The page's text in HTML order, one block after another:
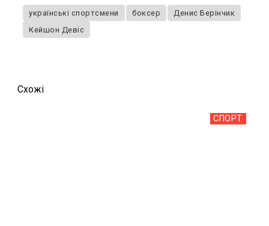
українські спортсмени боксер
Денис Берінчик
Кейшон Девіс
Схожi
СПОРТ